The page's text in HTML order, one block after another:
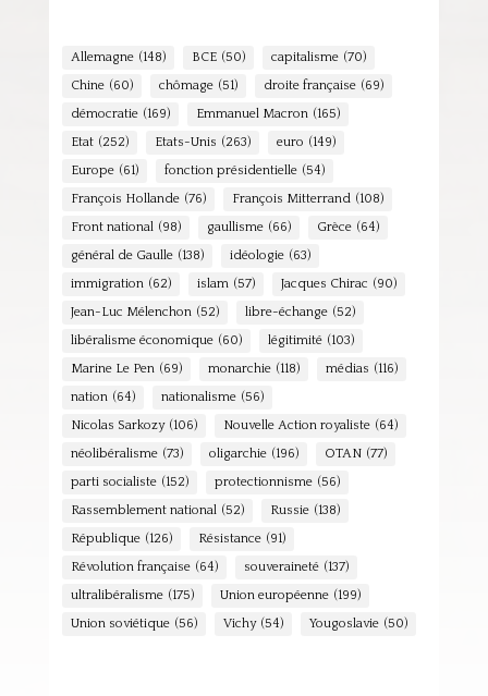
Allemagne (148) BCE (50) capitalisme (70)
Chine (60) chômage (51) droite française (69)
démocratie (169) Emmanuel Macron (165)
Etat (252) Etats-Unis (263) euro (149)
Europe (61) fonction présidentielle (54)
François Hollande (76) François Mitterrand (108)
Front national (98) gaullisme (66) Grèce (64)
général de Gaulle (138) idéologie (63)
immigration (62) islam (57) Jacques Chirac (90)
Jean-Luc Mélenchon (52) libre-échange (52)
libéralisme économique (60) légitimité (103)
Marine Le Pen (69) monarchie (118) médias (116)
nation (64) nationalisme (56)
Nicolas Sarkozy (106) Nouvelle Action royaliste (64)
néolibéralisme (73) oligarchie (196) OTAN (77)
parti socialiste (152) protectionnisme (56)
Rassemblement national (52) Russie (138)
République (126) Résistance (91)
Révolution française (64) souveraineté (137)
ultralibéralisme (175) Union européenne (199)
Union soviétique (56) Vichy (54) Yougoslavie (50)